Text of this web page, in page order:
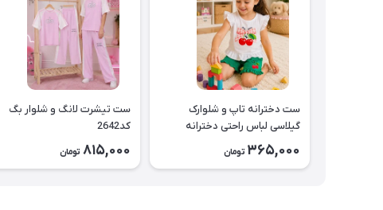
ست دخترانه تاپ و شلوارک
گیلاسی لباس راحتی دخترانه
365,000 تومان
ست تیشرت لانگ و شلوار بگ
کد2642
815,000 تومان